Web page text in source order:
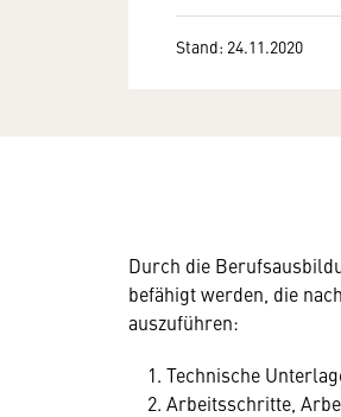
Stand: 24.11.2020
Durch die
befähigt werden, die
auszuführen:
Technische
Arbeitsschritte,